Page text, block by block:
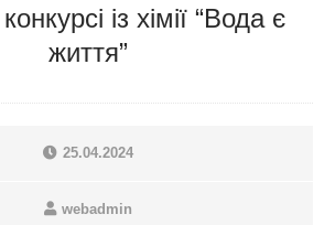
із хімії “Вода є
життя”
25.04.2024
webadmin